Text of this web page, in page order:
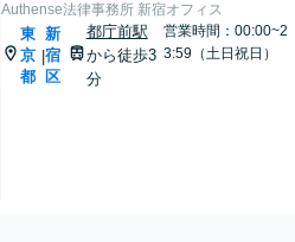
Authense法律事務所 新宿オフィス
東
京
都
|
新
宿
区
都庁前駅
から徒歩3
分
営業時間：00:00~2
3:59（土日祝日）